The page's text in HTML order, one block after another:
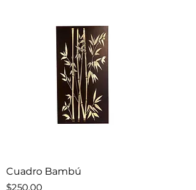
Cuadro Bambú
Precio
$250,00